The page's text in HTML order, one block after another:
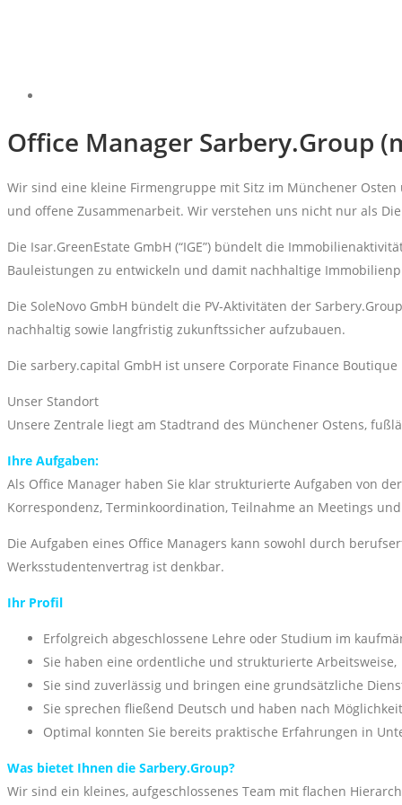
Office Manager Sarbery.Group
Wir sind eine kleine Firmengruppe mit Sitz im Münchener
und offene Zusammenarbeit. Wir verstehen uns nicht nur als
Die Isar.GreenEstate GmbH (“IGE”) bündelt die
Bauleistungen zu entwickeln und damit nachhaltige
Die SoleNovo GmbH bündelt die PV-Aktivitäten der
nachhaltig sowie langfristig zukunftssicher aufzubauen.
Die sarbery.capital GmbH ist unsere Corporate Finance
Unser Standort
Unsere Zentrale liegt am Stadtrand des Münchener Ostens,
Ihre Aufgaben:
Als Office Manager haben Sie klar strukturierte Aufgaben von
Korrespondenz, Terminkoordination, Teilnahme an Meetings
Die Aufgaben eines Office Managers kann sowohl durch
Werksstudentenvertrag ist denkbar.
Ihr Profil
Erfolgreich abgeschlossene Lehre oder Studium im
Sie haben eine ordentliche und strukturierte Arbeitsweise,
Sie sind zuverlässig und bringen eine grundsätzliche
Sie sprechen fließend Deutsch und haben nach
Optimal konnten Sie bereits praktische Erfahrungen in
Was bietet Ihnen die Sarbery.Group?
Wir sind ein kleines, aufgeschlossenes Team mit flachen